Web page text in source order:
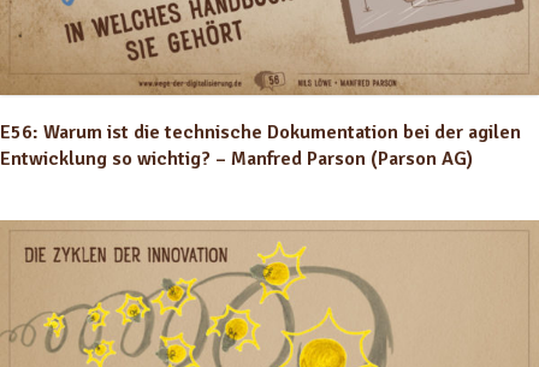
E56: Warum ist die technische Dokumentation bei der agilen
Entwicklung so wichtig? – Manfred Parson (Parson AG)